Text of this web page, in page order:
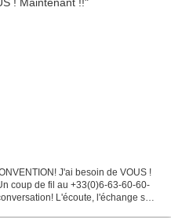
J'ai besoin de VOUS !
coup de fil au +33(0)6-63-60-60-
L'écoute, l'échange sont